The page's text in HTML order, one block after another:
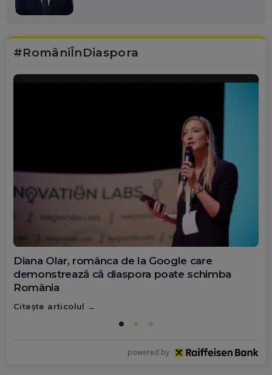
#RomâniÎnDiaspora
Diana Olar, românca de la Google care
demonstrează că diaspora poate schimba
România
Citește articolul
powered by